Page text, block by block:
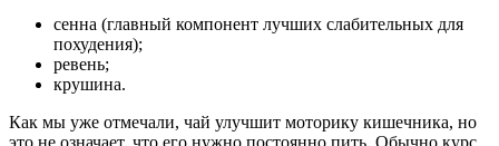
сенна (главный компонент лучших слабительных для
похудения);
ревень;
крушина.
Как мы уже отмечали, чай улучшит моторику кишечника, но
это не означает, что его нужно постоянно пить. Обычно курс